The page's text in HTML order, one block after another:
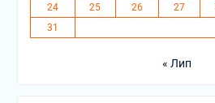
24
25 26 27
31
« Лип